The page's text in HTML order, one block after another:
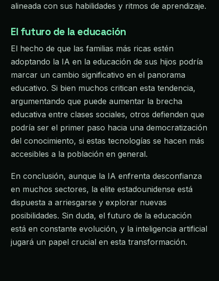
alineada con sus habilidades y ritmos de aprendizaje.
El futuro de la educación
El hecho de que las familias más ricas estén
adoptando la IA en la educación de sus hijos podría
marcar un cambio significativo en el panorama
educativo. Si bien muchos critican esta tendencia,
argumentando que puede aumentar la brecha
educativa entre clases sociales, otros defienden que
podría ser el primer paso hacia una democratización
del conocimiento, si estas tecnologías se hacen más
accesibles a la población en general.
En conclusión, aunque la IA enfrenta desconfianza
en muchos sectores, la elite estadounidense está
dispuesta a arriesgarse y explorar nuevas
posibilidades. Sin duda, el futuro de la educación
está en constante evolución, y la inteligencia artificial
jugará un papel crucial en esta transformación.